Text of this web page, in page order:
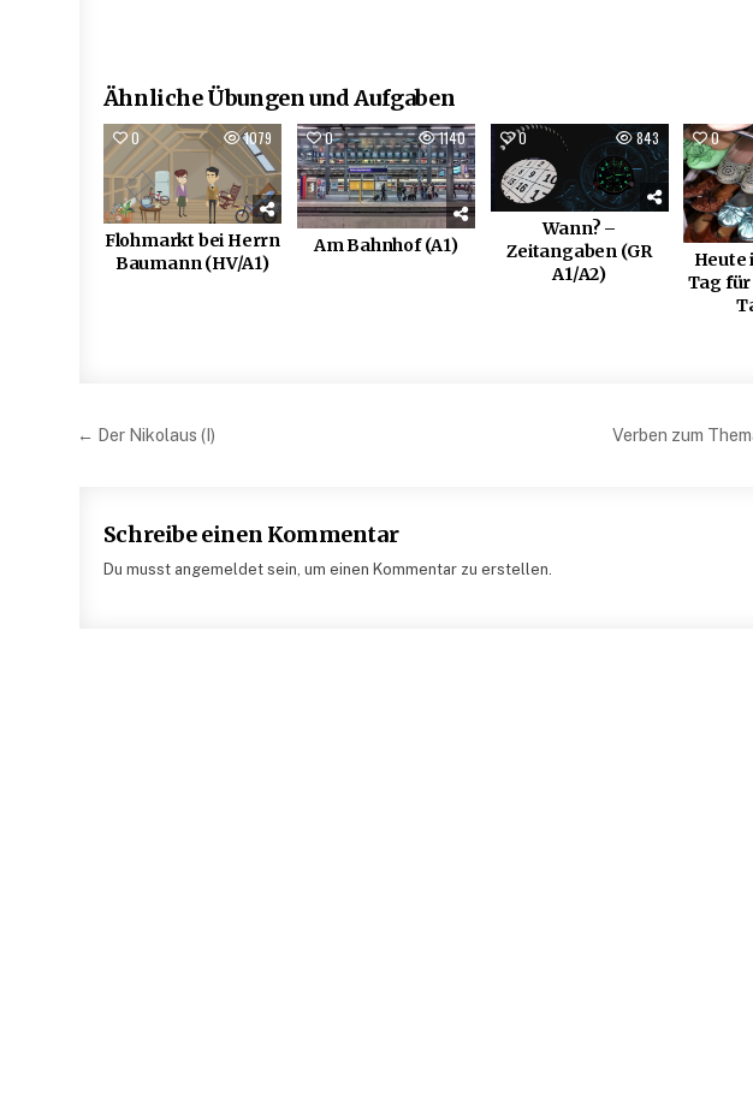
Ähnliche Übungen und Aufgaben
0 1079
Flohmarkt bei Herrn
Baumann (HV/A1)
0 1140
Am Bahnhof (A1)
0 843
Wann? –
Zeitangaben (GR
A1/A2)
0
Heute
Tag
Beitragsnavigation Verben zum
← Der Nikolaus (I)
Schreibe einen Kommentar
Du musst angemeldet sein, um einen Kommentar zu erstellen.